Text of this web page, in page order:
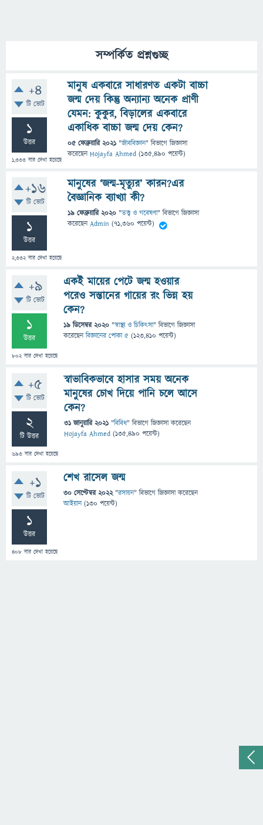
সম্পর্কিত প্রশ্নগুচ্ছ
+4
টি ভোট
1
উত্তর
1,333 বার দেখা হয়েছে
মানুষ একবারে সাধারণত একটা বাচ্চা
জন্ম দেয় কিন্তু অন্যান্য অনেক প্রাণী
যেমন: কুকুর, বিড়ালের একবারে
একাধিক বাচ্চা জন্ম দেয় কেন?
05 ফেব্রুয়ারি 2021 "জীববিজ্ঞান" বিভাগে জিজ্ঞাসা
করেছেনHojayfa Ahmed (135,490 পয়েন্ট)
+16
টি ভোট
1
উত্তর
2,332বার দেখা হয়েছে
মানুষের ‘জন্ম-মৃত্যুর’ কারন?এর
বৈজ্ঞানিক ব্যাখ্যা কী?
19 ফেব্রুয়ারি 2020 "তত্ত্ব ও গবেষণা" বিভাগে জিজ্ঞাসা
করেছেনAdmin (71,360 পয়েন্ট)
+9
টি ভোট
1
উত্তর
802বার দেখা হয়েছে
একই মায়ের পেটে জন্ম হওয়ার
পরেও সন্তানের গায়ের রং ভিন্ন হয়
কেন?
19 ডিসেম্বর 2020 "স্বাস্থ্য ও চিকিৎসা" বিভাগে জিজ্ঞাসা
করেছেনবিজ্ঞানের পোকা ৫ (123,410 পয়েন্ট)
+5
টি ভোট
2
টি উত্তর
693 বার দেখা হয়েছে
স্বাভাবিকভাবে হাসার সময় অনেক
মানুষের চোখ দিয়ে পানি চলে আসে
কেন?
31 জানুয়ারি 2021 "বিবিধ" বিভাগে জিজ্ঞাসাকরেছেন
Hojayfa Ahmed (135,490 পয়েন্ট)
+1
টি ভোট
1
উত্তর
408 বার দেখা হয়েছে
শেখ রাসেল জন্ম
30 সেপ্টেম্বর 2022 "রসায়ন" বিভাগে জিজ্ঞাসাকরেছেন
আইয়ান (130 পয়েন্ট)